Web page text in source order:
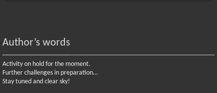
Author’s words
Activity on hold for the moment.
Further challenges in preparation…
Stay tuned and clear sky!